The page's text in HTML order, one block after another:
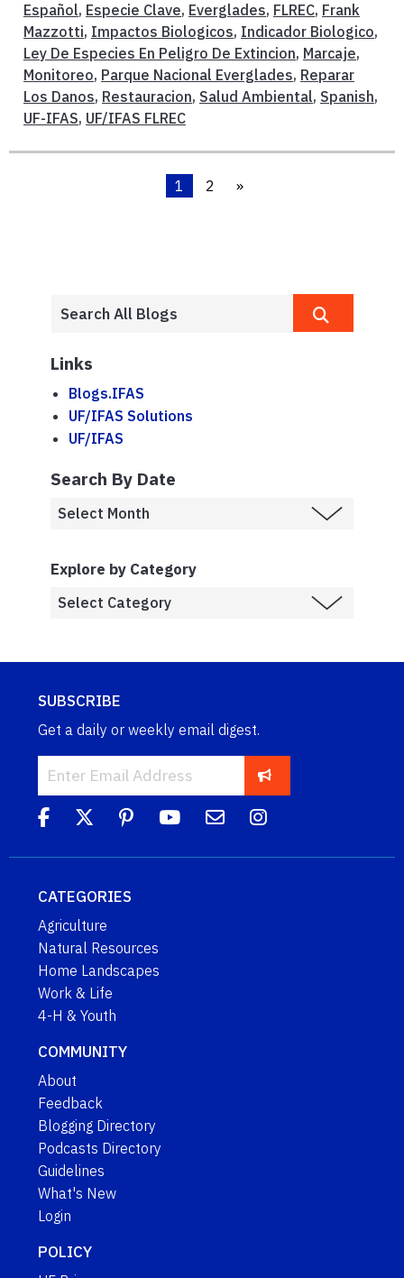
Español, Especie Clave, Everglades, FLREC, Frank
Mazzotti, Impactos Biologicos, Indicador Biologico,
Ley De Especies En Peligro De Extincion, Marcaje,
Monitoreo, Parque Nacional Everglades, Reparar
Los Danos, Restauracion, Salud Ambiental, Spanish,
UF-IFAS, UF/IFAS FLREC
1 2 »
Links
Blogs.IFAS
UF/IFAS Solutions
UF/IFAS
Search By Date
Explore by Category
SUBSCRIBE
Get a daily or weekly email digest.
CATEGORIES
Agriculture
Natural Resources
Home Landscapes
Work & Life
4-H & Youth
COMMUNITY
About
Feedback
Blogging Directory
Podcasts Directory
Guidelines
What's New
Login
POLICY